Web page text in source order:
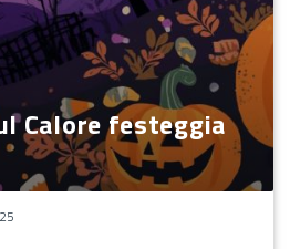
Calore festeggia